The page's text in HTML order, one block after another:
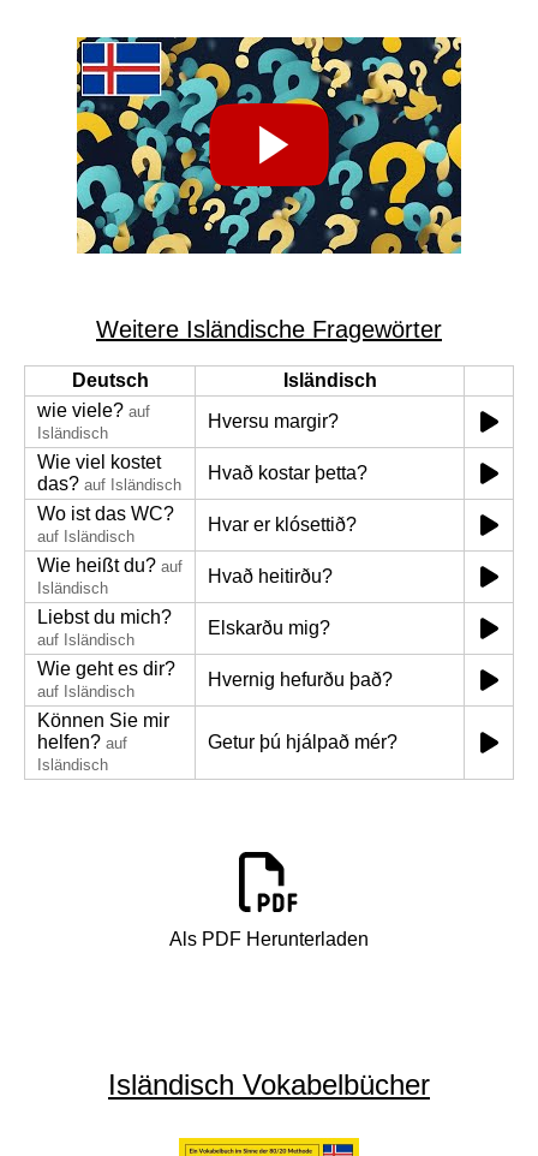
Weitere Isländische Fragewörter
Deutsch
Isländisch
wie viele? auf
Isländisch
Hversu margir?
Wie viel kostet
das? auf Isländisch
Hvað kostar þetta?
Wo ist das WC?
auf Isländisch
Hvar er klósettið?
Wie heißt du? auf
Isländisch
Hvað heitirðu?
Liebst du mich?
auf Isländisch
Elskarðu mig?
Wie geht es dir?
auf Isländisch
Hvernig hefurðu það?
Können Sie mir
helfen? auf
Isländisch
Getur þú hjálpað mér?
Als PDF Herunterladen
Isländisch Vokabelbücher